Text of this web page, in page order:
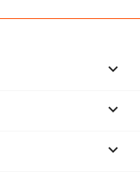


